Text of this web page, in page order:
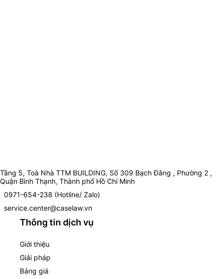
Tầng 5, Toà Nhà TTM BUILDING, Số 309 Bạch Đằng , Phường 2 ,
Quận Bình Thạnh, Thành phố Hồ Chí Minh
0971-654-238 (Hotline/ Zalo)
service.center@caselaw.vn
Thông tin dịch vụ
Giới thiệu
Giải pháp
Bảng giá